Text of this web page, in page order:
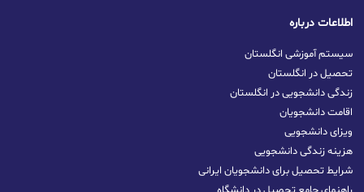
اطلاعات درباره
سیستم آموزشی انگلستان
تحصیل در انگلستان
زندگی دانشجویی در انگلستان
اقامت دانشجویان
ویزای دانشجویی
هزینه زندگی دانشجویی
شرایط تحصیل برای دانشجویان ایرانی
راهنمای جامع تحصیل در دانشگاه